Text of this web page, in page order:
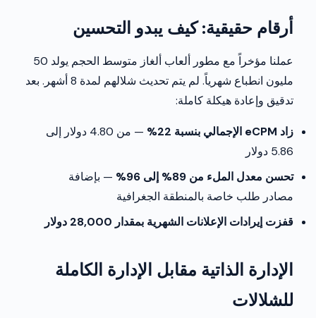
أرقام حقيقية: كيف يبدو التحسين
عملنا مؤخراً مع مطور ألعاب ألغاز متوسط الحجم يولد 50
مليون انطباع شهرياً. لم يتم تحديث شلالهم لمدة 8 أشهر. بعد
تدقيق وإعادة هيكلة كاملة:
زاد eCPM الإجمالي بنسبة 22%
— من 4.80 دولار إلى
5.86 دولار
تحسن معدل الملء من 89% إلى 96%
— بإضافة
مصادر طلب خاصة بالمنطقة الجغرافية
قفزت إيرادات الإعلانات الشهرية بمقدار 28,000 دولار
الإدارة الذاتية مقابل الإدارة الكاملة
للشلالات